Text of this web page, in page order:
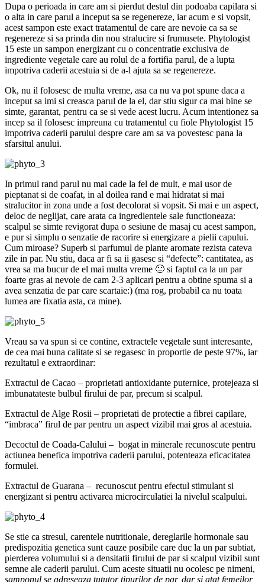
Dupa o perioada in care am si pierdut destul din podoaba capilara si
o alta in care parul a inceput sa se regenereze, iar acum e si vopsit,
acest sampon este exact tratamentul de care are nevoie ca sa se
regenereze si sa prinda din nou stralucire si frumusete. Phytologist
15 este un sampon energizant cu o concentratie exclusiva de
ingrediente vegetale care au rolul de a fortifia parul, de a lupta
impotriva caderii acestuia si de a-l ajuta sa se regenereze.
Ok, nu il folosesc de multa vreme, asa ca nu va pot spune daca a
inceput sa imi si creasca parul de la el, dar stiu sigur ca mai bine se
simte, garantat, pentru ca se si vede acest lucru. Acum intentionez sa
incep sa il folosesc impreuna cu tratamentul cu fiole Phytologist 15
impotriva caderii parului despre care am sa va povestesc pana la
sfarsitul anului.
In primul rand parul nu mai cade la fel de mult, e mai usor de
pieptanat si de coafat, in al doilea rand e mai hidratat si mai
stralucitor in zona unde a fost decolorat si vopsit. Si mai e un aspect,
deloc de neglijat, care arata ca ingredientele sale functioneaza:
scalpul se simte revigorat dupa o sesiune de masaj cu acest sampon,
e pur si simplu o senzatie de racorire si energizare a pielii capului.
Cum miroase? Superb si parfumul de plante aromate rezista cateva
zile in par. Nu stiu, daca ar fi sa ii gasesc si “defecte”: cantitatea, as
vrea sa ma bucur de el mai multa vreme 🙂 si faptul ca la un par
foarte gras ai nevoie de cam 2-3 aplicari pentru a obtine spuma si a
avea senzatia de par care scartaie:) (ma rog, probabil ca nu toata
lumea are fixatia asta, ca mine).
Vreau sa va spun si ce contine, extractele vegetale sunt interesante,
de cea mai buna calitate si se regasesc in proportie de peste 97%, iar
rezultatul e extraordinar:
Extractul de Cacao – proprietati antioxidante puternice, protejeaza si
imbunatateste bulbul firului de par, precum si scalpul.
Extractul de Alge Rosii – proprietati de protectie a fibrei capilare,
“imbraca” firul de par pentru un aspect vizibil mai gros al acestuia.
Decoctul de Coada-Calului – bogat in minerale recunoscute pentru
actiunea benefica impotriva caderii parului, potenteaza eficacitatea
formulei.
Extractul de Guarana – recunoscut pentru efectul stimulant si
energizant si pentru activarea microcirculatiei la nivelul scalpului.
Se stie ca stresul, carentele nutritionale, dereglarile hormonale sau
predispozitia genetica sunt cauze posibile care duc la un par subtiat,
pierderea volumului si a densitatii firului de par si scalpul vizibil sunt
semne ale caderii parului. Cum aceste situatii nu ocolesc pe nimeni,
samponul se adreseaza tututor tipurilor de par, dar si atat femeilor